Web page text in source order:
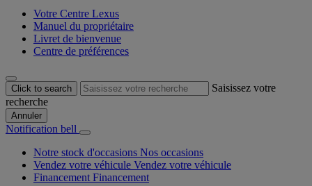
Votre Centre Lexus
Manuel du propriétaire
Livret de bienvenue
Centre de préférences
Click to search
Saisissez votre
recherche
Annuler
Notification bell
Notre stock d'occasions Nos occasions
Vendez votre véhicule Vendez votre véhicule
Financement Financement